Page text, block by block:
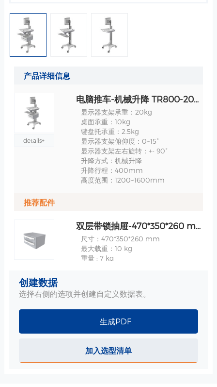
产品详细信息
details+
电脑推车-机械升降 TR800-200-1 规格
显示器支架承重：20kg
桌面承重：10kg
键盘托承重：2.5kg
显示器支架俯仰度：0~15°
显示器支架左右旋转：+- 90°
升降方式：机械升降
升降行程：400mm
高度范围：1200~1600mm
推荐配件
双层带锁抽屉-470*350*260 mm 规格
尺寸：470*350*260 mm
最大载重：10 kg
重量 : 7 kg
桌面外围尺寸：511*538mm
桌面实际使用尺寸：473*323mm
键盘托外围尺寸：449*240mm
创建数据
选择右侧的选项并创建自定义数据表。
生成PDF
加入选型清单